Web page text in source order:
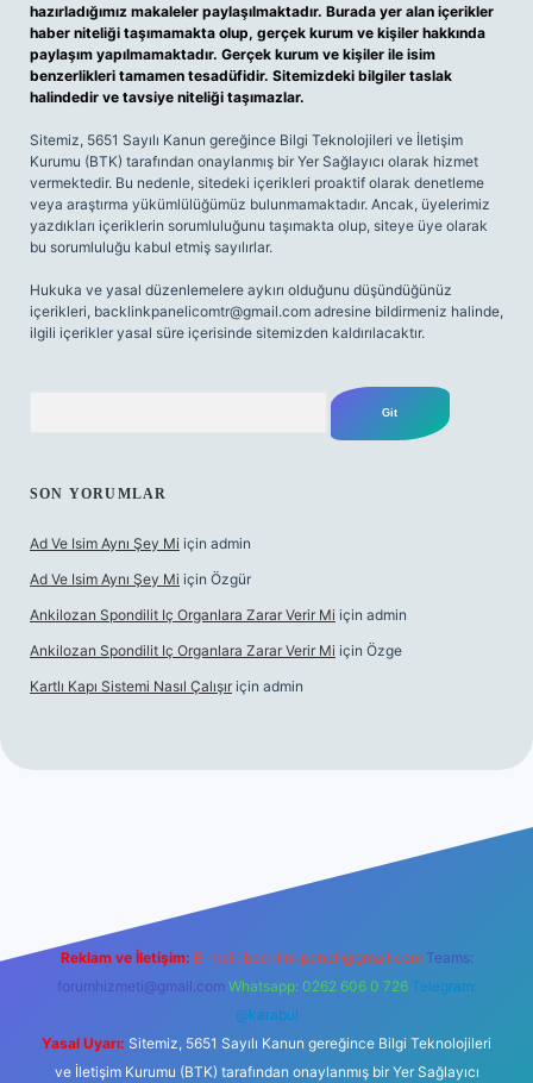
hazırladığımız makaleler paylaşılmaktadır. Burada yer alan içerikler
haber niteliği taşımamakta olup, gerçek kurum ve kişiler hakkında
paylaşım yapılmamaktadır. Gerçek kurum ve kişiler ile isim
benzerlikleri tamamen tesadüfidir. Sitemizdeki bilgiler taslak
halindedir ve tavsiye niteliği taşımazlar.
Sitemiz, 5651 Sayılı Kanun gereğince Bilgi Teknolojileri ve İletişim
Kurumu (BTK) tarafından onaylanmış bir Yer Sağlayıcı olarak hizmet
vermektedir. Bu nedenle, sitedeki içerikleri proaktif olarak denetleme
veya araştırma yükümlülüğümüz bulunmamaktadır. Ancak, üyelerimiz
yazdıkları içeriklerin sorumluluğunu taşımakta olup, siteye üye olarak
bu sorumluluğu kabul etmiş sayılırlar.
Hukuka ve yasal düzenlemelere aykırı olduğunu düşündüğünüz
içerikleri, backlinkpanelicomtr@gmail.com adresine bildirmeniz halinde,
ilgili içerikler yasal süre içerisinde sitemizden kaldırılacaktır.
SON YORUMLAR
Ad Ve Isim Aynı Şey Mi için admin
Ad Ve Isim Aynı Şey Mi için Özgür
Ankilozan Spondilit Iç Organlara Zarar Verir Mi için admin
Ankilozan Spondilit Iç Organlara Zarar Verir Mi için Özge
Kartlı Kapı Sistemi Nasıl Çalışır için admin
Reklam ve İletişim: E-mail: backlinkpaneli@gmail.com Teams:
forumhizmeti@gmail.com Whatsapp: 0262 606 0 726 Telegram:
@karabul
Yasal Uyarı: Sitemiz, 5651 Sayılı Kanun gereğince Bilgi Teknolojileri
ve İletişim Kurumu (BTK) tarafından onaylanmış bir Yer Sağlayıcı